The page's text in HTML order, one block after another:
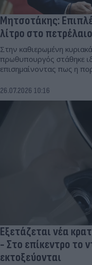
Μητσοτάκης:
λίτρο στο
Στην καθιερωμένη
πρωθυπουργός στάθηκε
επισημαίνοντας πως η
26.07.2026 10:16
Εξετάζεται νέα
- Στο επίκεντρο το
εκτοξεύονται